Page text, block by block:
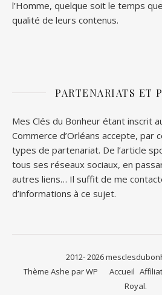
l’Homme, quelque soit le temps
qualité de leurs contenus.
PARTENARIATS ET
Mes Clés du Bonheur étant inscrit
Commerce d’Orléans accepte, par
types de partenariat. De l’article
tous ses réseaux sociaux, en
autres liens… Il suffit de me
d’informations à ce sujet.
2012- 2026
Accueil
Thème Ashe parWP
Royal.